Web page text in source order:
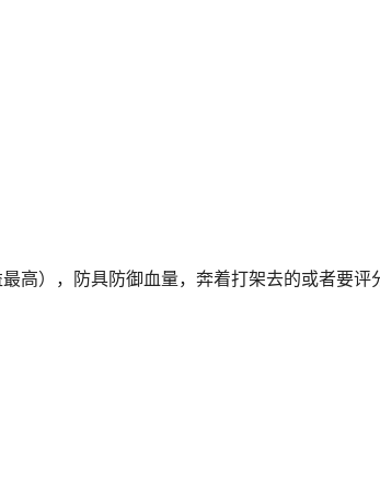
高），防具防御血量，奔着打架去的或者要评